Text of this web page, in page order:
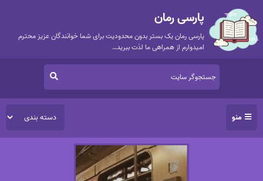
پارسی رمان
پارسی رمان یک بستر بدون محدودیت برای شما خوانندگان عزیز محترم
امیدوارم از همراهی ما لذت ببرید…
منو